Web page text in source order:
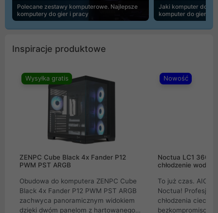
Polecane zestawy komputerowe. Najlepsze
komputery do gier i pracy
Jaki komputer do
komputer do gier |
Inspiracje produktowe
Wysyłka gratis
ZENPC Cube Black 4x Fander P12
PWM PST ARGB
Obudowa do komputera ZENPC Cube
Black 4x Fander P12 PWM PST ARGB
zachwyca panoramicznym widokiem
dzięki dwóm panelom z hartowanego
Nowość
Noctua LC1
chłodzenie wodne
To już czas. AIO
Noctua!
chłodzenia cieczą